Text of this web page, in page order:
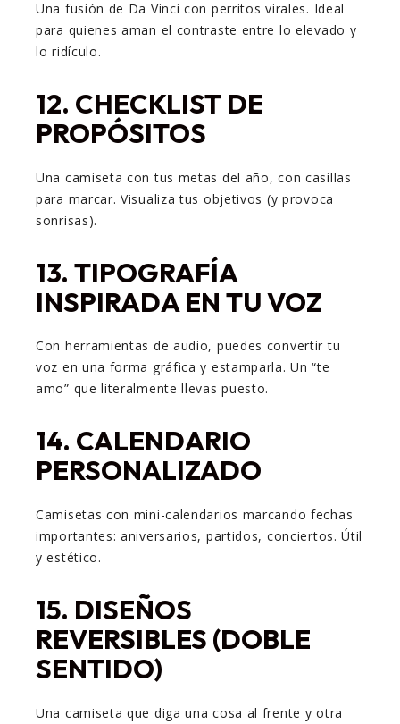
Una fusión de Da Vinci con perritos virales. Ideal
para quienes aman el contraste entre lo elevado y
lo ridículo.
12. CHECKLIST DE
PROPÓSITOS
Una camiseta con tus metas del año, con casillas
para marcar. Visualiza tus objetivos (y provoca
sonrisas).
13. TIPOGRAFÍA
INSPIRADA EN TU VOZ
Con herramientas de audio, puedes convertir tu
voz en una forma gráfica y estamparla. Un “te
amo” que literalmente llevas puesto.
14. CALENDARIO
PERSONALIZADO
Camisetas con mini-calendarios marcando fechas
importantes: aniversarios, partidos, conciertos. Útil
y estético.
15. DISEÑOS
REVERSIBLES (DOBLE
SENTIDO)
Una camiseta que diga una cosa al frente y otra